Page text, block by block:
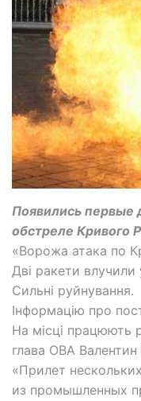
Появились первые
обстреле Кривого
«Ворожа атака по
Дві ракети
Сильні руйнування.
Інформацію про
На місці працюють
глава ОВА Валентин
«Прилет
из промышленных